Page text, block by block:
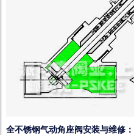
全不锈钢气动角座阀安装与维修：